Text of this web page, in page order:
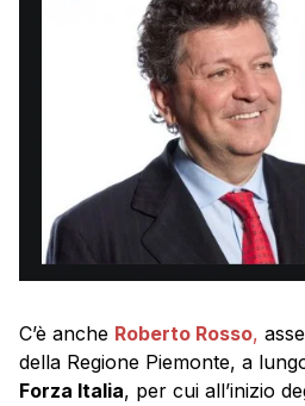
C’è anche Roberto Rosso,
della Regione Piemonte, a
Forza Italia, per cui all’inizio